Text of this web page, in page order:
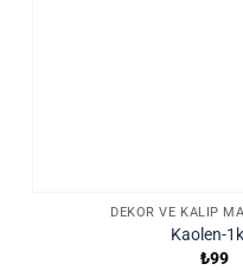
DEKOR VE KALIP
Kaolen-
₺99